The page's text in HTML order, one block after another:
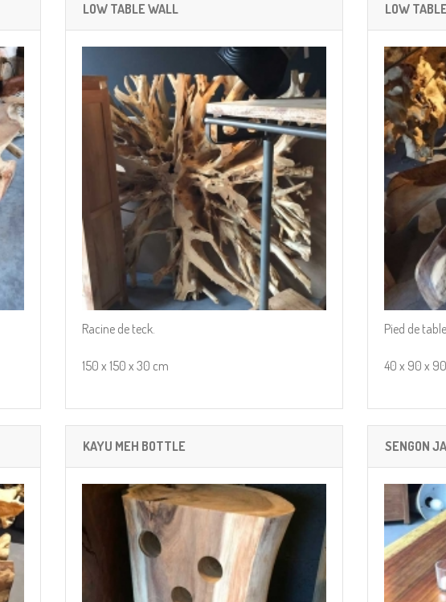
LOW TABLE WALL
Racine de teck.
150 x 150 x 30 cm
LOW
Pied de
40 x 90 x
KAYU MEH BOTTLE SENGON